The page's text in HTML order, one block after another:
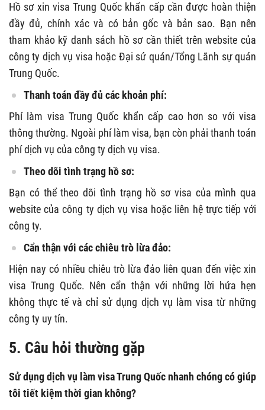
Hồ sơ xin visa Trung Quốc khẩn cấp cần được hoàn thiện
đầy đủ, chính xác và có bản gốc và bản sao. Bạn nên
tham khảo kỹ danh sách hồ sơ cần thiết trên website của
công ty dịch vụ visa hoặc Đại sứ quán/Tổng Lãnh sự quán
Trung Quốc.
Thanh toán đầy đủ các khoản phí:
Phí làm visa Trung Quốc khẩn cấp cao hơn so với visa
thông thường. Ngoài phí làm visa, bạn còn phải thanh toán
phí dịch vụ của công ty dịch vụ visa.
Theo dõi tình trạng hồ sơ:
Bạn có thể theo dõi tình trạng hồ sơ visa của mình qua
website của công ty dịch vụ visa hoặc liên hệ trực tiếp với
công ty.
Cẩn thận với các chiêu trò lừa đảo:
Hiện nay có nhiều chiêu trò lừa đảo liên quan đến việc xin
visa Trung Quốc. Nên cẩn thận với những lời hứa hẹn
không thực tế và chỉ sử dụng dịch vụ làm visa từ những
công ty uy tín.
5. Câu hỏi thường gặp
Sử dụng dịch vụ làm visa Trung Quốc nhanh chóng có giúp
tôi tiết kiệm thời gian không?